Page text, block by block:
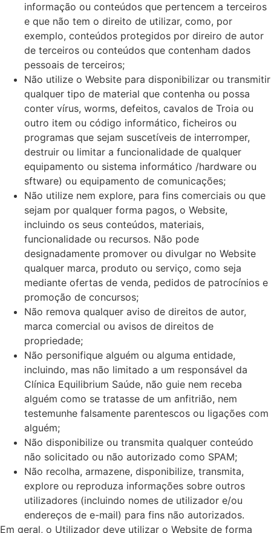
informação ou conteúdos que pertencem a terceiros
e que não tem o direito de utilizar, como, por
exemplo, conteúdos protegidos por direiro de autor
de terceiros ou conteúdos que contenham dados
pessoais de terceiros;
Não utilize o Website para disponibilizar ou transmitir
qualquer tipo de material que contenha ou possa
conter vírus, worms, defeitos, cavalos de Troia ou
outro item ou código informático, ficheiros ou
programas que sejam suscetíveis de interromper,
destruir ou limitar a funcionalidade de qualquer
equipamento ou sistema informático /hardware ou
sftware) ou equipamento de comunicações;
Não utilize nem explore, para fins comerciais ou que
sejam por qualquer forma pagos, o Website,
incluindo os seus conteúdos, materiais,
funcionalidade ou recursos. Não pode
designadamente promover ou divulgar no Website
qualquer marca, produto ou serviço, como seja
mediante ofertas de venda, pedidos de patrocínios e
promoção de concursos;
Não remova qualquer aviso de direitos de autor,
marca comercial ou avisos de direitos de
propriedade;
Não personifique alguém ou alguma entidade,
incluindo, mas não limitado a um responsável da
Clínica Equilibrium Saúde, não guie nem receba
alguém como se tratasse de um anfitrião, nem
testemunhe falsamente parentescos ou ligações com
alguém;
Não disponibilize ou transmita qualquer conteúdo
não solicitado ou não autorizado como SPAM;
Não recolha, armazene, disponibilize, transmita,
explore ou reproduza informações sobre outros
utilizadores (incluindo nomes de utilizador e/ou
endereços de e-mail) para fins não autorizados.
Em geral, o Utilizador deve utilizar o Website de forma